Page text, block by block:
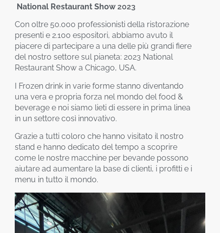
National Restaurant Show2023
Con oltre 50.000 professionisti della ristorazione
presenti e 2.100 espositori, abbiamo avuto il
piacere di partecipare a una delle più grandi fiere
del nostro settore sul pianeta: 2023 National
Restaurant Show a Chicago, USA.
I Frozen drink in varie forme stanno diventando
una vera e propria forza nel mondo del food &
beverage e noi siamo lieti di essere in prima linea
in un settore così innovativo.
Grazie a tutti coloro che hanno visitato il nostro
stand e hanno dedicato del tempo a scoprire
come le nostre macchine per bevande possono
aiutare ad aumentare la base di clienti, i profitti e i
menu in tutto il mondo.